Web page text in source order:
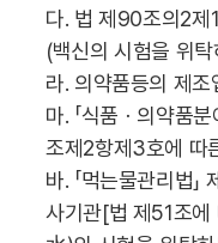
다. 법 제90조의2제
(백신의 시험을 위
라. 의약품등의 제조
마. 「식품ㆍ의약품
조제2항제3호에 따
바. 「먹는물관리법
사기관[법 제51조에